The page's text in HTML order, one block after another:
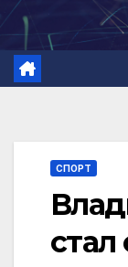
Перейти
содержимому
СПОРТ